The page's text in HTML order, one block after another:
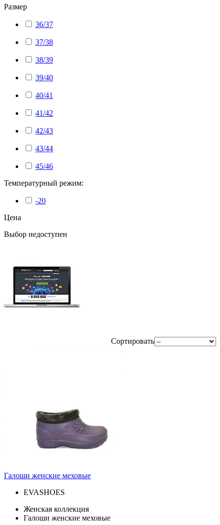
Размер
36/37
37/38
38/39
39/40
40/41
41/42
42/43
43/44
45/46
Температурный режим:
-20
Цена
Выбор недоступен
Сортировать
Галоши женские меховые
EVASHOES
Женская коллекция
Галоши женские меховые